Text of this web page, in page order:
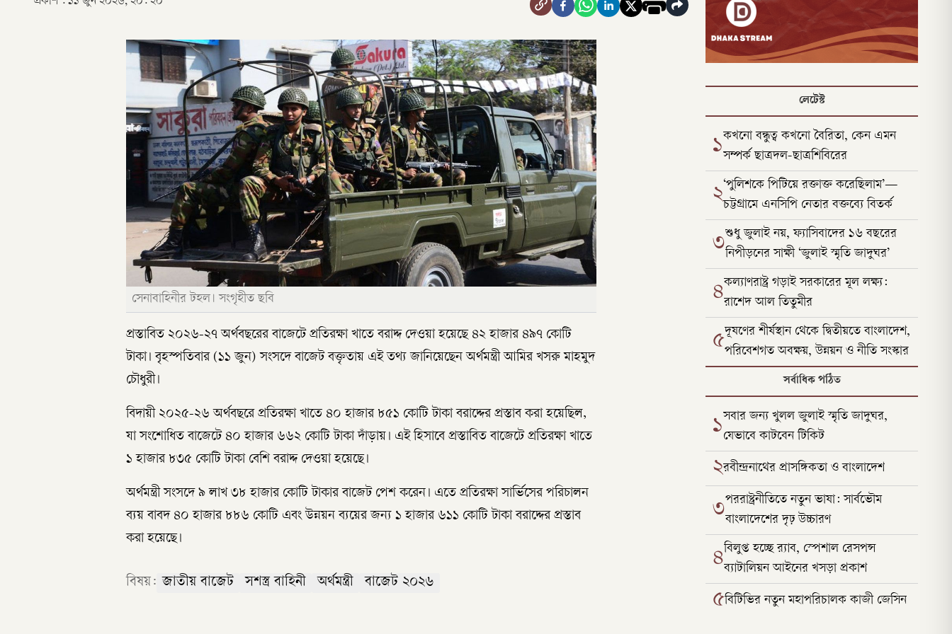
সেনাবাহিনীর টহল। সংগৃহীত ছবি
প্রস্তাবিত ২০২৬-২৭ অর্থবছরের বাজেটে প্রতিরক্ষা খাতে বরাদ্দ দেওয়া হয়েছে ৪২ হাজার ৪৯৭ কোটি
টাকা। বৃহস্পতিবার (১১ জুন) সংসদে বাজেট বক্তৃতায় এই তথ্য জানিয়েছেন অর্থমন্ত্রী আমির খসরু মাহমুদ
চৌধুরী।
বিদায়ী ২০২৫-২৬ অর্থবছরে প্রতিরক্ষা খাতে ৪০ হাজার ৮৫১ কোটি টাকা বরাদ্দের প্রস্তাব করা হয়েছিল,
যা সংশোধিত বাজেটে ৪০ হাজার ৬৬২ কোটি টাকা দাঁড়ায়। এই হিসাবে প্রস্তাবিত বাজেটে প্রতিরক্ষা খাতে
১ হাজার ৮৩৫ কোটি টাকা বেশি বরাদ্দ দেওয়া হয়েছে।
অর্থমন্ত্রী সংসদে ৯ লাখ ৩৮ হাজার কোটি টাকার বাজেট পেশ করেন। এতে প্রতিরক্ষা সার্ভিসের পরিচালন
ব্যয় বাবদ ৪০ হাজার ৮৮৬ কোটি এবং উন্নয়ন ব্যয়ের জন্য ১ হাজার ৬১১ কোটি টাকা বরাদ্দের প্রস্তাব
করা হয়েছে।
বিষয়: জাতীয় বাজেট সশস্ত্র বাহিনী অর্থমন্ত্রী বাজেট ২০২৬
লেটেস্ট
১কখনো বন্ধুত্ব কখনো বৈরিতা, কেন এমন
সম্পর্ক ছাত্রদল-ছাত্রশিবিরের
২‘পুলিশকে পিটিয়ে রক্তাক্ত করেছিলাম’—
চট্টগ্রামে এনসিপি নেতার বক্তব্যে বিতর্ক
৩শুধু জুলাই নয়, ফ্যাসিবাদের ১৬ বছরের
নিপীড়নের সাক্ষী ‘জুলাই স্মৃতি জাদুঘর’
৪কল্যাণরাষ্ট্র গড়াই সরকারের মূল লক্ষ্য:
রাশেদ আল তিতুমীর
৫দূষণের শীর্ষস্থান থেকে দ্বিতীয়তে বাংলাদেশ,
পরিবেশগত অবক্ষয়, উন্নয়ন ও নীতি সংস্কার
সর্বাধিক পঠিত
১সবার জন্য খুলল জুলাই স্মৃতি জাদুঘর,
যেভাবে কাটবেন টিকিট
২রবীন্দ্রনাথের প্রাসঙ্গিকতা ও বাংলাদেশ
৩পররাষ্ট্রনীতিতে নতুন ভাষা: সার্বভৌম
বাংলাদেশের দৃঢ় উচ্চারণ
৪বিলুপ্ত হচ্ছে র‍্যাব, স্পেশাল রেসপন্স
ব্যাটালিয়ন আইনের খসড়া প্রকাশ
৫বিটিভির নতুন মহাপরিচালক কাজী জেসিন